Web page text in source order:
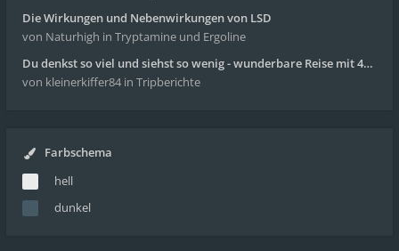
Die Wirkungen und Nebenwirkungen von LSD
von Naturhigh in Tryptamine und Ergoline
Du denkst so viel und siehst so wenig - wunderbare Reise mit 4g Pilze
von kleinerkiffer84 in Tripberichte
Farbschema
hell
dunkel